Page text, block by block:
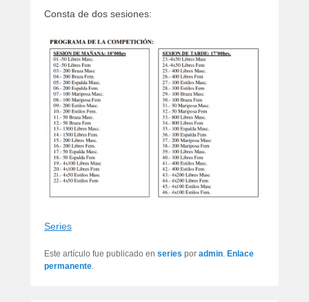
Consta de dos sesiones:
Series
Este artículo fue publicado en series por admin Enlace
permanente